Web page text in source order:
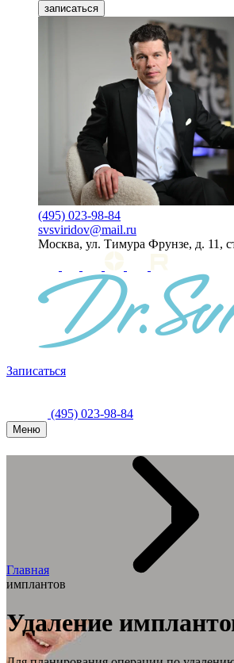
записаться
(495) 023-98-84
svsviridov@mail.ru
Москва, ул. Тимура Фрунзе, д. 11,
Записаться
(495) 023-98-84
Меню
Главная
имплантов
Удаление